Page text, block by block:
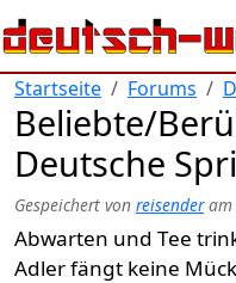
Direkt zum Inhalt
Startseite Forums
Beliebte/
Deutsche
Gespeichert von reisenderam
Abwarten und Tee
Adler fängt keine